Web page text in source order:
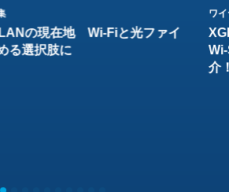
の現在地 Wi-Fiと光ファイ
る選択肢に
ワ
介